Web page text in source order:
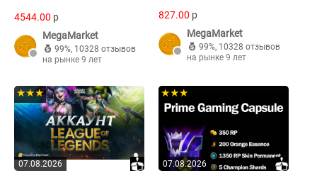
4544.00 p
MegaMarket
99%, 10328 отзывов
на рынке 9 лет
827.00 p
MegaMarket
99%, 10328 отзывов
на рынке 9 лет
07.08.2026
★★★
07.08.2026
★★★